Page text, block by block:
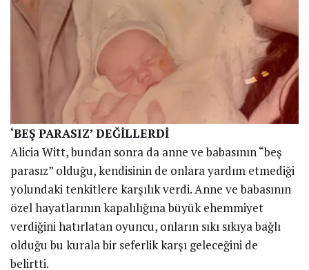
‘BEŞ PARASIZ’ DEĞİLLERDİ
Alicia Witt, bundan sonra da anne ve babasının “beş
parasız” olduğu, kendisinin de onlara yardım etmediği
yolundaki tenkitlere karşılık verdi. Anne ve babasının
özel hayatlarının kapalılığına büyük ehemmiyet
verdiğini hatırlatan oyuncu, onların sıkı sıkıya bağlı
olduğu bu kurala bir seferlik karşı geleceğini de
belirtti.